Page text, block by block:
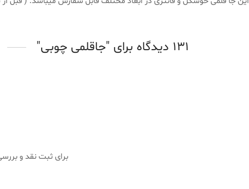
131 دیدگاه برای جاقلمی چوبی
برای ثبت نقد و